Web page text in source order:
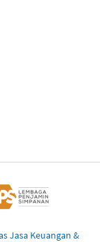
Jasa Keuangan &